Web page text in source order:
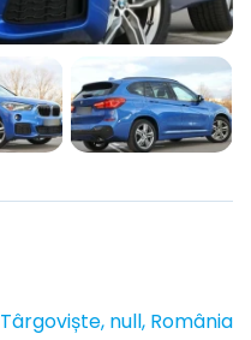
Târgoviște, null, România